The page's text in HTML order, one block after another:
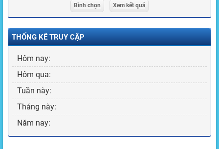
Bình chọn Xem kết quả
THỐNG KÊ TRUY CẬP
Hôm nay:
Hôm qua:
Tuần này:
Tháng này:
Năm nay: